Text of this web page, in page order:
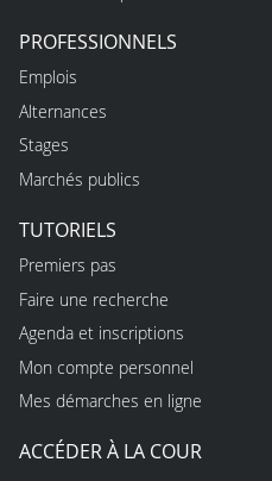
PROFESSIONNELS
Emplois
Alternances
Stages
Marchés publics
TUTORIELS
Premiers pas
Faire une recherche
Agenda et inscriptions
Mon compte personnel
Mes démarches en ligne
ACCÉDER À LA COUR